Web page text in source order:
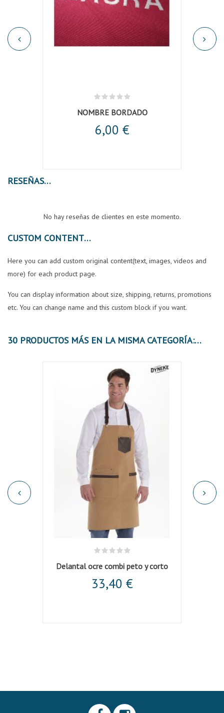
NOMBRE BORDADO
6,00 €
RESEÑAS
No hay reseñas de clientes en este momento.
CUSTOM CONTENT
Here you can add custom original content(text, images, videos and
more) for each product page.
You can display information about size, shipping, returns, promotions
etc. You can change name and this custom block if you want.
30 PRODUCTOS MÁS EN LA MISMA CATEGORÍA:
Delantal ocre combi peto y corto
33,40 €